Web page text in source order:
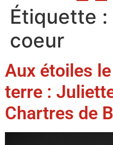
Étiquette :
coeur
Aux étoiles
terre :
Chartres de